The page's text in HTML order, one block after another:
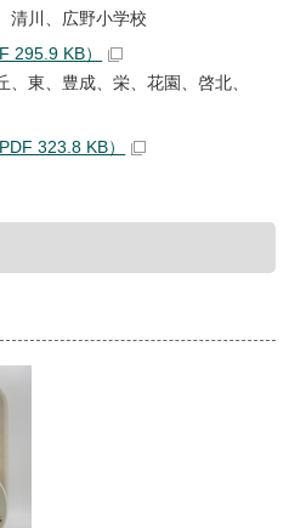
清川、広野小学校
295.9 KB）
東、豊成、栄、花園、啓北、
323.8 KB）